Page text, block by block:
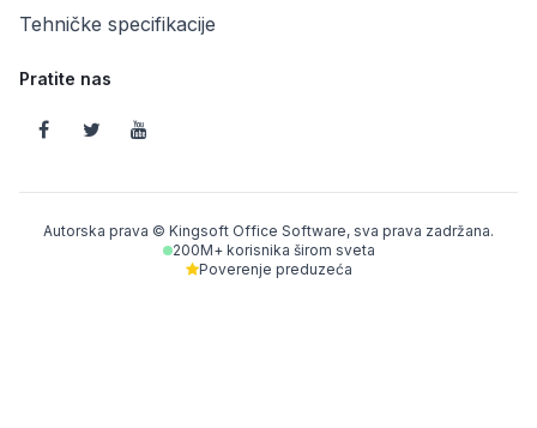
Tehničke specifikacije
Pratite nas
Autorska prava © Kingsoft Office Software, sva prava zadržana.
200M+ korisnika širom sveta
Poverenje preduzeća